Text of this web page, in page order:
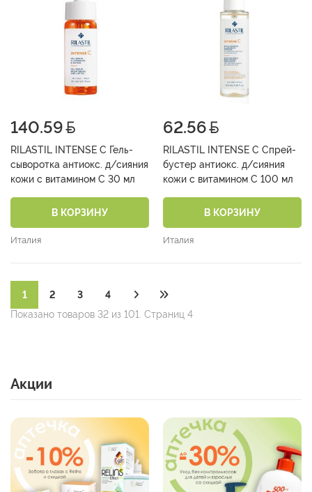
140.59
RILASTIL INTENSE C Гель-
сыворотка антиокс. д/сияния
кожи с витамином С 30 мл
В КОРЗИНУ
Италия
62.56
RILASTIL INTENSE C Спрей-
бустер антиокс. д/сияния
кожи с витамином С 100 мл
В КОРЗИНУ
Италия
1 2 3
4
Показано товаров 32 из 101. Страниц 4
Акции